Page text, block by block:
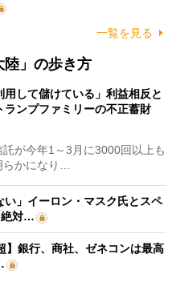
一覧を見る
陸」の歩き方
用して儲けている」利益相反と
ランプファミリーの不正蓄財
が今年1～3月に3000回以上も
らかになり…
い」イーロン・マスク氏とスペ
絶対…
】銀行、商社、ゼネコンは最高